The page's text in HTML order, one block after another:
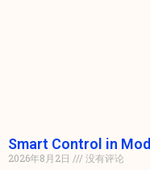
Smart Control in
2026年8月2日
没有评论